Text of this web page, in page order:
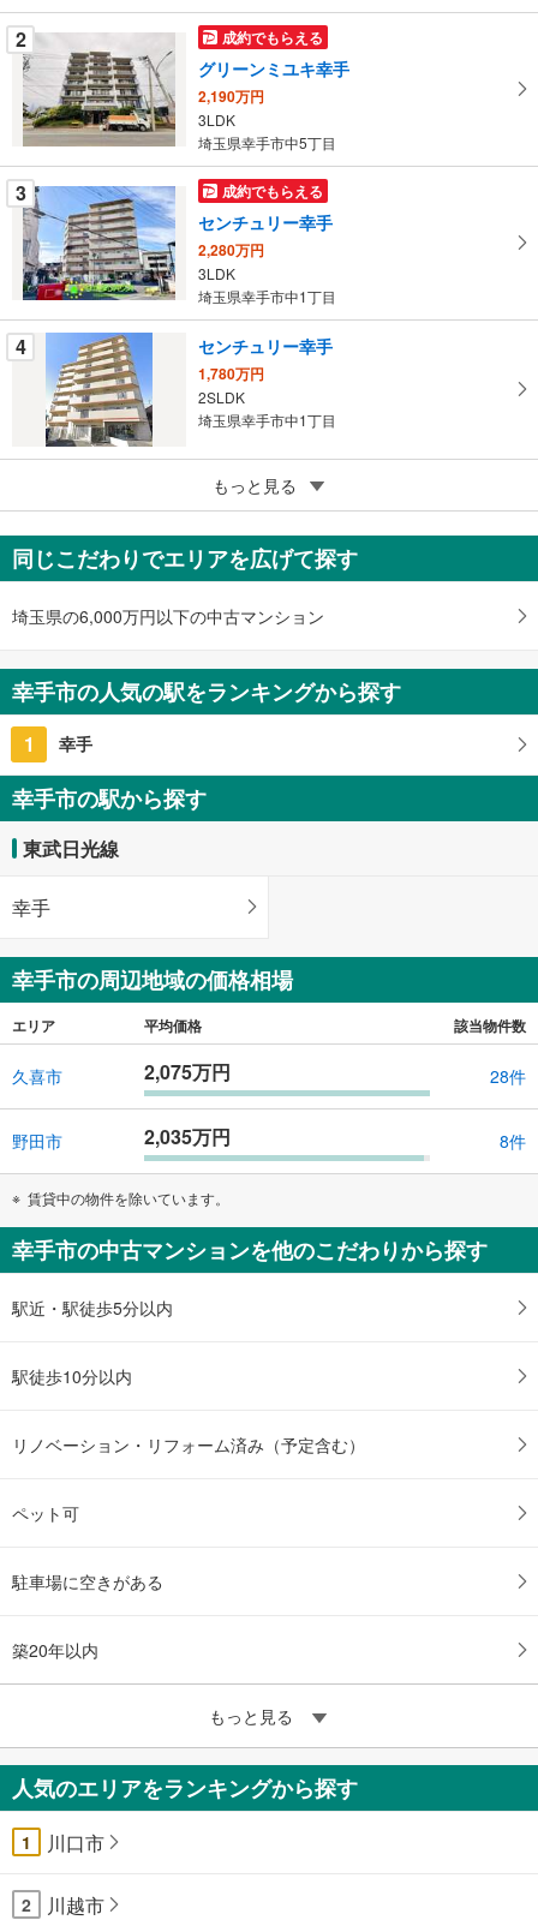
件
を
マ
イ
ペ
ー
ジ
に
保
存
す
る
2 成約でもらえる
グリーンミユキ幸手
2,190万円
3LDK
埼玉県幸手市中5丁目
3 成約でもらえる
センチュリー幸手
2,280万円
3LDK
埼玉県幸手市中1丁目
4 センチュリー幸手
1,780万円
2SLDK
埼玉県幸手市中1丁目
成約でもらえる
シティホームズ幸手
1,690万円
3SLDK
もっと見る
同じこだわりでエリアを広げて探す
埼玉県の6,000万円以下の中古マンション
幸手市の人気の駅をランキングから探す
1 幸手
幸手市の駅から探す
東武日光線
幸手
幸手市の周辺地域の価格相場
エリア 平均価格 該当物件数
久喜市 2,075万円 28件
野田市 2,035万円 8件
賃貸中の物件を除いています。
幸手市の中古マンションを他のこだわりから探す
駅近・駅徒歩5分以内
駅徒歩10分以内
リノベーション・リフォーム済み（予定含む）
ペット可
駐車場に空きがある
築20年以内
もっと見る
人気のエリアをランキングから探す
1 川口市
2 川越市